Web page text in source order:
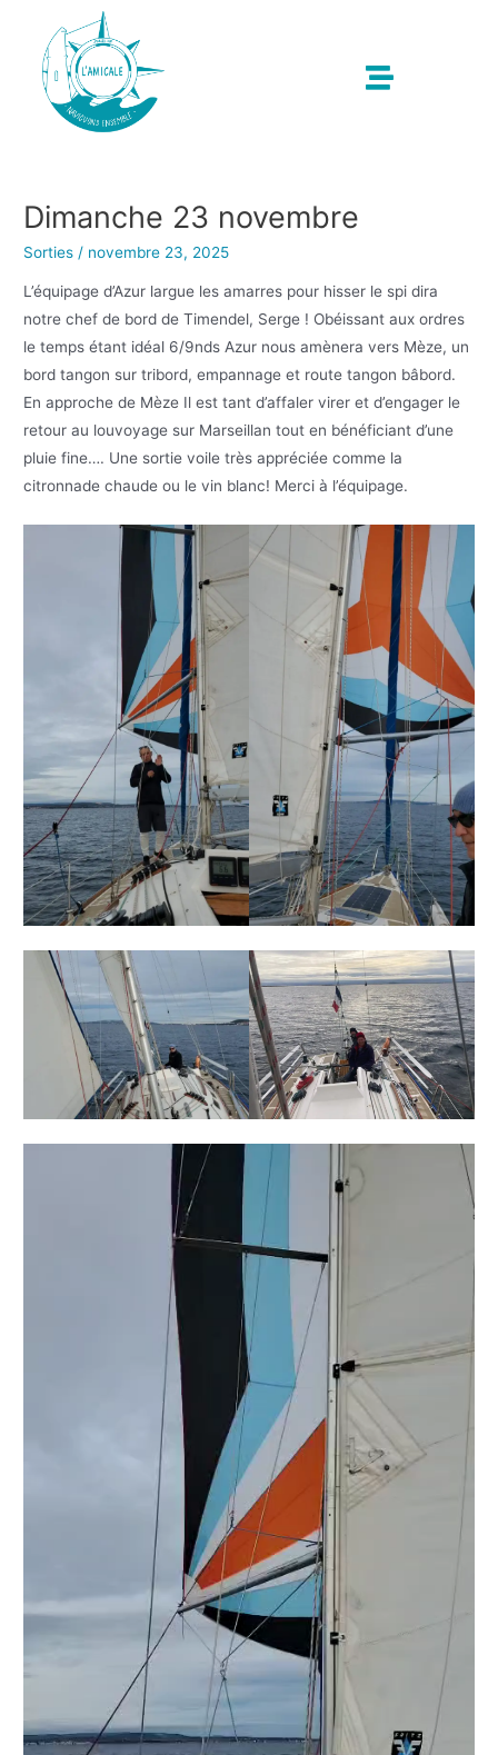
Dimanche 23 novembre
Sorties / novembre 23, 2025
L’équipage d’Azur largue les amarres pour hisser le spi dira
notre chef de bord de Timendel, Serge ! Obéissant aux ordres
le temps étant idéal 6/9nds Azur nous amènera vers Mèze, un
bord tangon sur tribord, empannage et route tangon bâbord.
En approche de Mèze Il est tant d’affaler virer et d’engager le
retour au louvoyage sur Marseillan tout en bénéficiant d’une
pluie fine…. Une sortie voile très appréciée comme la
citronnade chaude ou le vin blanc! Merci à l’équipage.